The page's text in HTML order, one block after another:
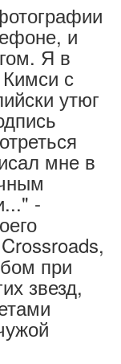
и
Я в
с
утюг
мне в
-
при
звезд,